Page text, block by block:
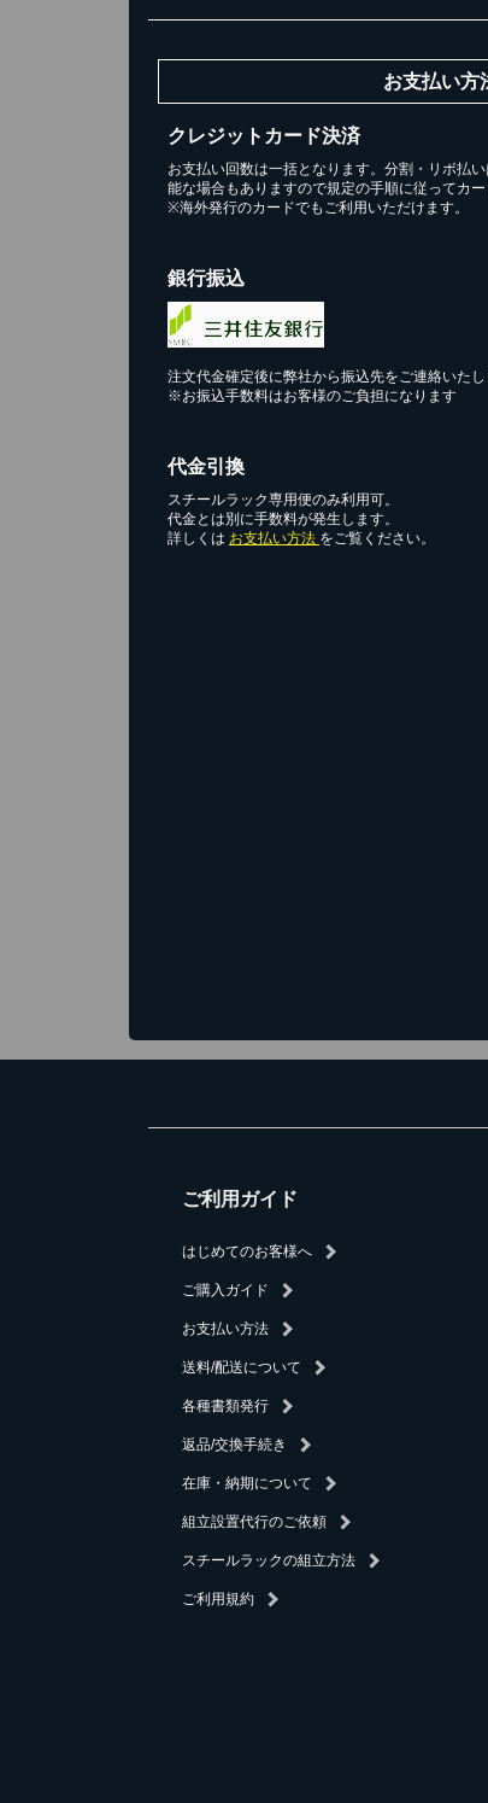
お支払い方
クレジットカード決済
お支払い回数は一括となります。分割・リボ払
能な場合もありますので規定の手順に従ってカ
※海外発行のカードでもご利用いただけます。
銀行振込
注文代金確定後に弊社から振込先をご連絡いたし
※お振込手数料はお客様のご負担になります
代金引換
スチールラック専用便のみ利用可。
代金とは別に手数料が発生します。
詳しくは お支払い方法 をご覧ください。
ご利用ガイド
はじめてのお客様へ
ご購入ガイド
お支払い方法
送料/配送について
各種書類発行
返品/交換手続き
在庫・納期について
組立設置代行のご依頼
スチールラックの組立方法
ご利用規約